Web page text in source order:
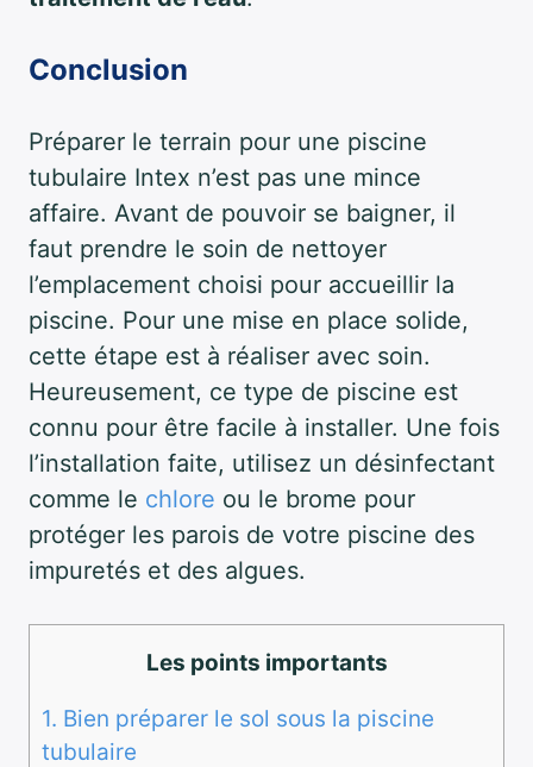
Conclusion
Préparer le terrain pour une piscine
tubulaire Intex n’est pas une mince
affaire. Avant de pouvoir se baigner, il
faut prendre le soin de nettoyer
l’emplacement choisi pour accueillir la
piscine. Pour une mise en place solide,
cette étape est à réaliser avec soin.
Heureusement, ce type de piscine est
connu pour être facile à installer. Une fois
l’installation faite, utilisez un désinfectant
comme le chlore ou le brome pour
protéger les parois de votre piscine des
impuretés et des algues.
Les points importants
1. Bien préparer le sol sous la piscine
tubulaire